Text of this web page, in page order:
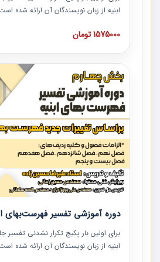
ابنیه از زبان نویسندگان آن ارائه شده
ردیف ها و مطالب فهرست بها تفسیر و
دوره به صورت کامل تصویری بوده و به
دوره با کلام مهندس علیرضاحسین‌زاده
مشاور در امر بازنگری فهرست بها رشته
همکارانی که در حوزه صنعت ساخت در
توصیه می کنیم از مطالب این دوره
1575000 تومان
دوره آموزشی تفسیر فهرست‌بهای
برای اولین بار پکیج تکرار نشدنی تفسیر
ابنیه از زبان نویسندگان آن ارائه شده
ردیف ها و مطالب فهرست بها تفسیر و